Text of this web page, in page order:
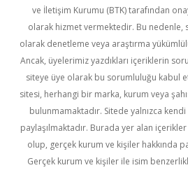
ve İletişim Kurumu (BTK) tarafından
olarak hizmet vermektedir. Bu
olarak denetleme veya araştırma
Ancak, üyelerimiz yazdıkları içeriklerin
siteye üye olarak bu sorumluluğu kabul
sitesi, herhangi bir marka, kurum veya
bulunmamaktadır. Sitede yalnızca kendi
paylaşılmaktadır. Burada yer alan
olup, gerçek kurum ve kişiler hakkında
Gerçek kurum ve kişiler ile isim